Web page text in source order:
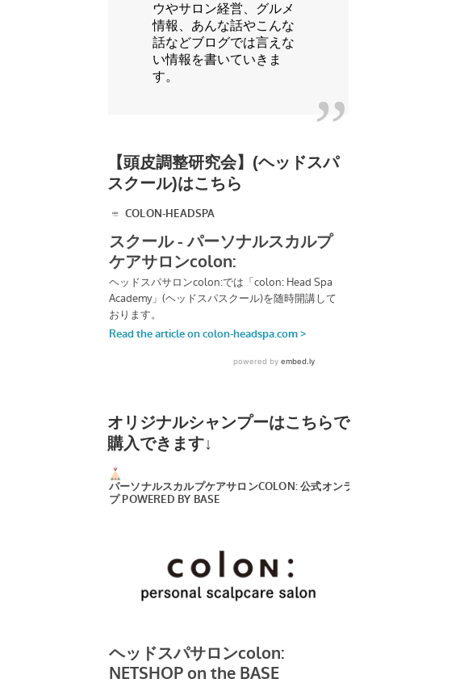
ウやサロン経営、グルメ
情報、あんな話やこんな
話などブログでは言えな
い情報を書いていきま
す。
【頭皮調整研究会】(ヘッドスパ
スクール)はこちら
オリジナルシャンプーはこちらで
購入できます↓